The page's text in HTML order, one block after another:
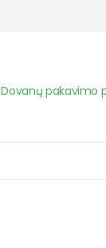
Dovanų pakavimo